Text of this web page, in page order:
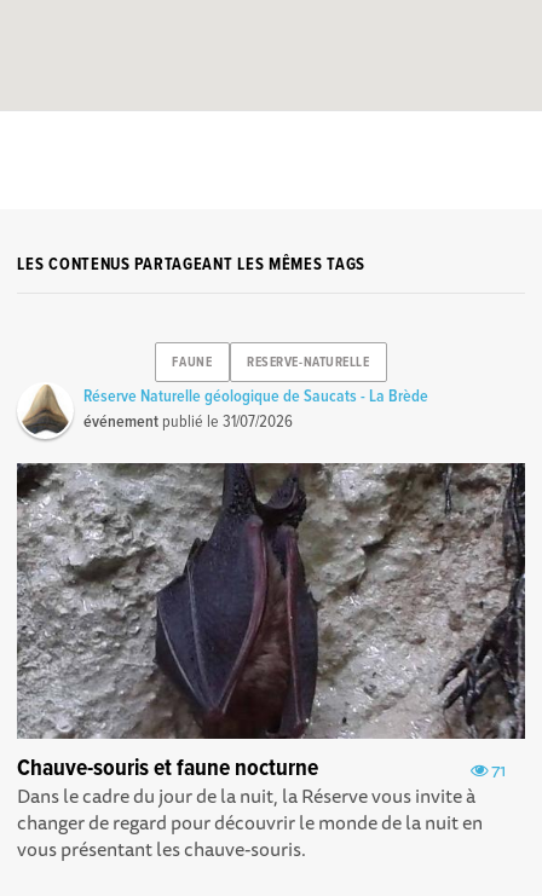
LES CONTENUS PARTAGEANT LES MÊMES TAGS
FAUNE RESERVE-NATURELLE
Réserve Naturelle géologique de Saucats - La Brède
événement publié le31/07/2026
71
Chauve-souris et faune nocturne
Dans le cadre du jour de la nuit, la Réserve vous invite à
changer de regard pour découvrir le monde de la nuit en
vous présentant les chauve-souris.